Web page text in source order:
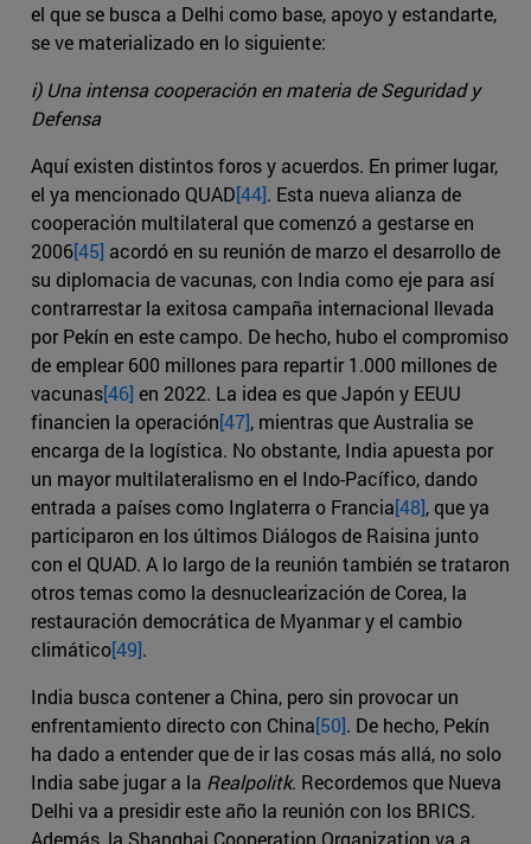
el que se busca a Delhi como base, apoyo y estandarte,
se ve materializado en lo siguiente:
i) Una intensa cooperación en materia de Seguridad y
Defensa
Aquí existen distintos foros y acuerdos. En primer lugar,
el ya mencionado QUAD[44]. Esta nueva alianza de
cooperación multilateral que comenzó a gestarse en
2006[45] acordó en su reunión de marzo el desarrollo de
su diplomacia de vacunas, con India como eje para así
contrarrestar la exitosa campaña internacional llevada
por Pekín en este campo. De hecho, hubo el compromiso
de emplear 600 millones para repartir 1.000 millones de
vacunas[46] en 2022. La idea es que Japón y EEUU
financien la operación[47], mientras que Australia se
encarga de la logística. No obstante, India apuesta por
un mayor multilateralismo en el Indo-Pacífico, dando
entrada a países como Inglaterra o Francia[48], que ya
participaron en los últimos Diálogos de Raisina junto
con el QUAD. A lo largo de la reunión también se trataron
otros temas como la desnuclearización de Corea, la
restauración democrática de Myanmar y el cambio
climático[49].
India busca contener a China, pero sin provocar un
enfrentamiento directo con China[50]. De hecho, Pekín
ha dado a entender que de ir las cosas más allá, no solo
India sabe jugar a la Realpolitk. Recordemos que Nueva
Delhi va a presidir este año la reunión con los BRICS.